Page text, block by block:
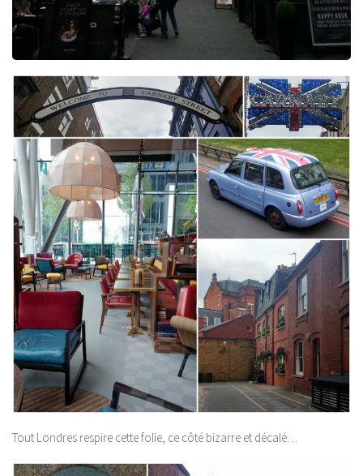
Tout Londres respire cette folie, ce côté bizarre et décalé…